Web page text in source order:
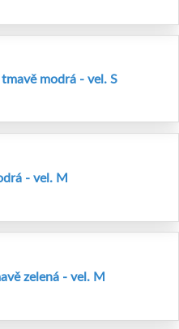
modrá - vel. S
- vel. M
zelená - vel. M